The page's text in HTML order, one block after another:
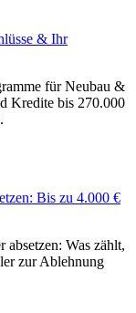
& Ihr
für Neubau &
Kredite bis 270.000
Bis zu 4.000 €
absetzen: Was zählt,
zur Ablehnung